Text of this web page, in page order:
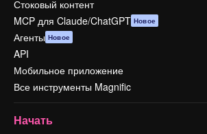
Стоковый контент
MCP для Claude/ChatGPT Новое
Агенты Новое
API
Мобильное приложение
Все инструменты Magnific
Начать